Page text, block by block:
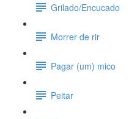
Grilado/Encucado
Morrer de rir
Pagar (um) mico
Peitar